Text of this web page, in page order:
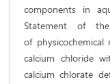
components in
Statement of
of
calcium chloride
calcium chlorate